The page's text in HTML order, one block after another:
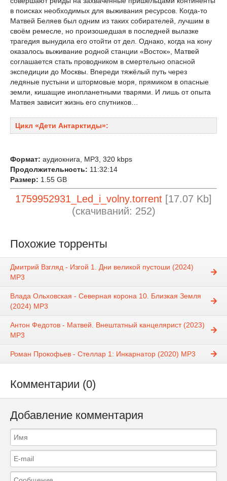
в поисках необходимых для выживания ресурсов. Когда-то
Матвей Беляев был одним из таких собирателей, лучшим в
своём ремесле, но произошедшая в последней вылазке
трагедия вынудила его отойти от дел. Однако, когда на кону
оказалось выживание родной станции «Восток», Матвей
соглашается стать проводником в смертельно опасной
экспедиции до Москвы. Впереди тяжёлый путь через
ледяные пустыни и штормовые моря, прямиком в опасные
земли, кишащие инопланетными тварями. И лишь от опыта
Матвея зависит жизнь его спутников…
Цикл «Дети Антарктиды»:
Формат: аудиокнига, MP3, 320 kbps
Продолжительность: 11:32:14
Размер: 1.55 GB
1759952931_Led_i_volny.torrent [17.07 Kb]
(cкачиваний: 252)
Похожие торренты
Дмитрий Взгляд - Изгой 1. Дни великой пустоши (2024)
МР3
Влада Ольховская - Северная корона 10. Близкая Земля
(2024) МР3
Антон Федотов - Матвей. Внештатный канцелярист (2023)
МР3
Роман Прокофьев - Стеллар 1: Инкарнатор (2020) MP3
Комментарии (0)
Добавление комментария